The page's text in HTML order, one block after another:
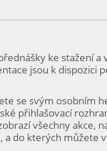
ke stažení a
jsou k dispozici
se svým osobním
přihlašovací
všechny akce,
a do kterých můžete